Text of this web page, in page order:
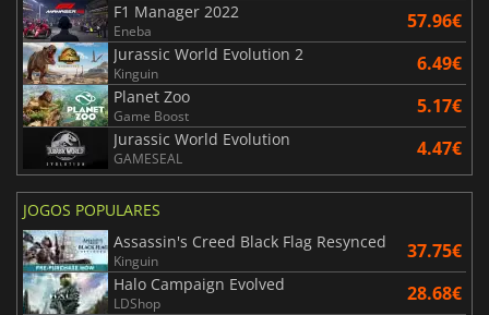
F1 Manager 2022
Eneba 57.96€
Jurassic World Evolution 2
Kinguin 6.49€
Planet Zoo
Game Boost 5.17€
Jurassic World Evolution
GAMESEAL 4.47€
JOGOS POPULARES
Assassin's Creed Black Flag Resynced
Kinguin 37.75€
Halo Campaign Evolved
LDShop 28.68€